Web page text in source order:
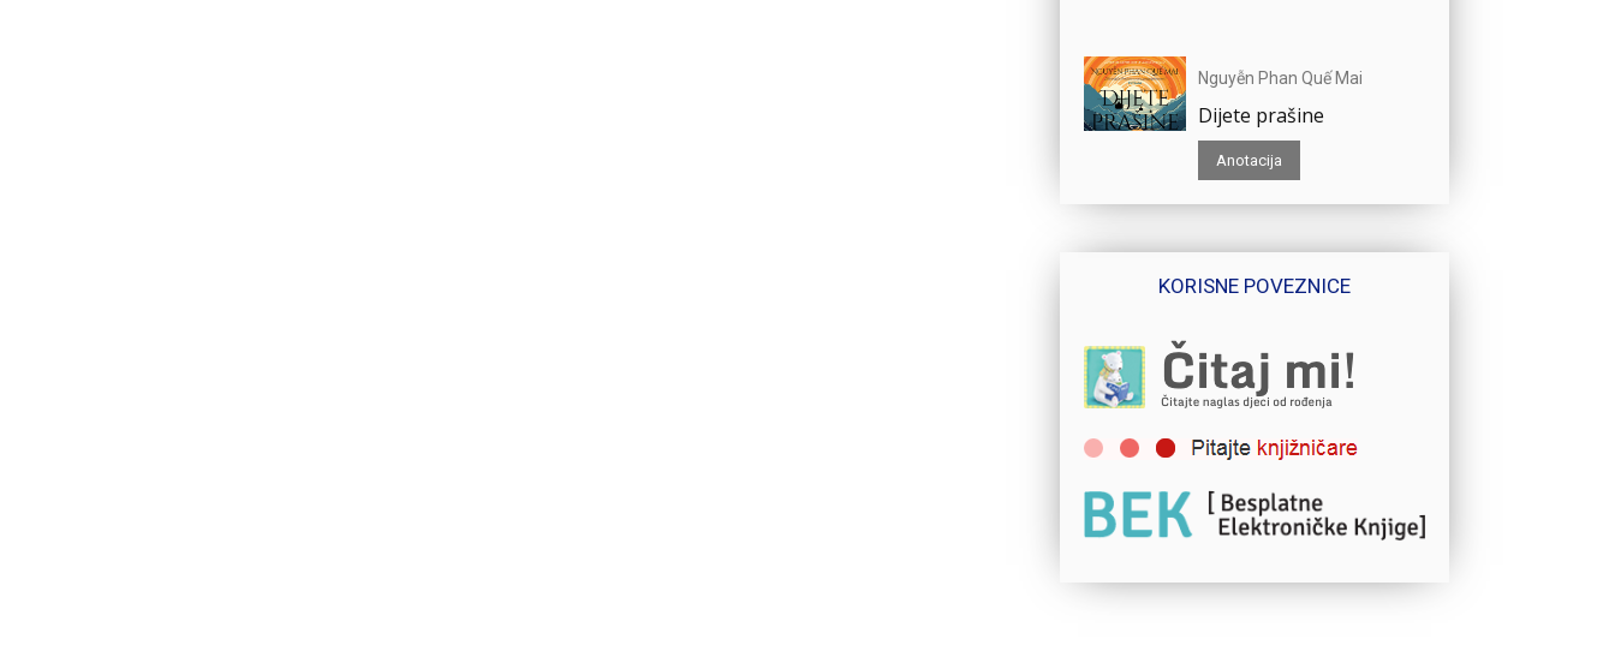
Nguyễn Phan Quế Mai
Dijete prašine
Anotacija
KORISNE POVEZNICE